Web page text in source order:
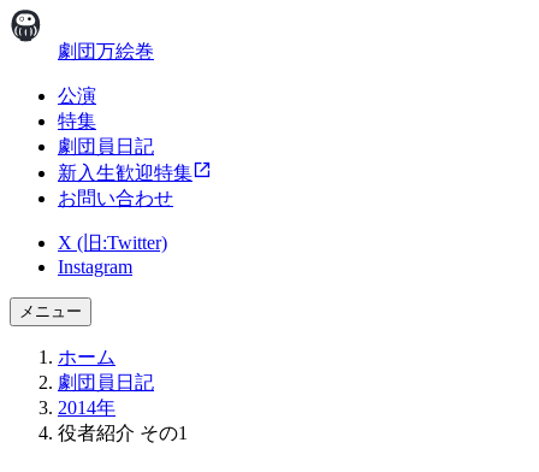
劇団万絵巻
公演
特集
劇団員日記
新入生歓迎特集
お問い合わせ
X (旧:Twitter)
Instagram
メニュー
ホーム
劇団員日記
2014年
役者紹介 その1